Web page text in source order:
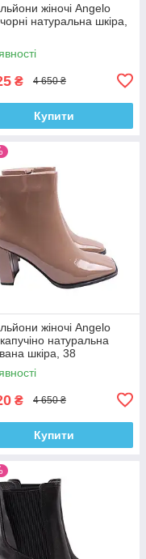
жіночі Angelo
натуральна шкіра,
₴ 4 650 ₴
Купити
жіночі Angelo
натуральна
шкіра, 38
₴ 4 650 ₴
Купити